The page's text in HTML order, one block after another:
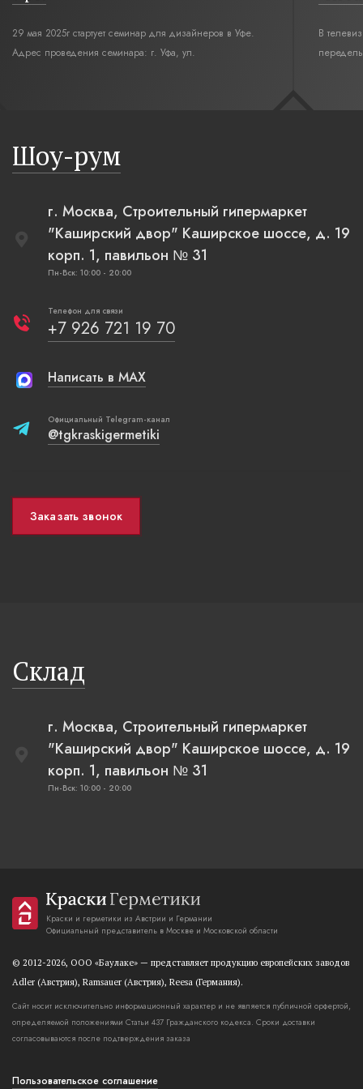
29 мая 2025г стартует семинар для дизайнеров в Уфе.
Адрес проведения семинара: г. Уфа, ул.
В
Шоу-рум
г. Москва, Строительный гипермаркет
"Каширский двор" Каширское шоссе, д. 19
корп. 1, павильон № 31
Пн-Вск: 10:00 - 20:00
Телефон для связи
+7 926 721 19 70
Написать в MAX
Официальный Telegram-канал
@tgkraskigermetiki
Заказать звонок
Склад
г. Москва, Строительный гипермаркет
"Каширский двор" Каширское шоссе, д. 19
корп. 1, павильон № 31
Пн-Вск: 10:00 - 20:00
Краски и герметики из Австрии и Германии
Официальный представитель в Москве и Московской области
© 2012-2026, OOO «Баулаке» — представляет продукцию европейских заводов
Adler (Австрия), Ramsauer (Австрия), Reesa (Германия).
Сайт носит исключительно информационный характер и не является публичной орфертой,
определяемой положениями Статьи 437 Гражданского кодекса. Сроки доставки
согласовываются после подтверждения заказа
Пользовательское соглашение